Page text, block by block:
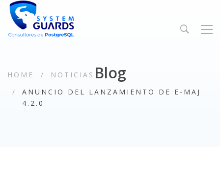
Blog
HOME
NOTICIAS
ANUNCIO DEL LANZAMIENTO DE E-MAJ
4.2.0